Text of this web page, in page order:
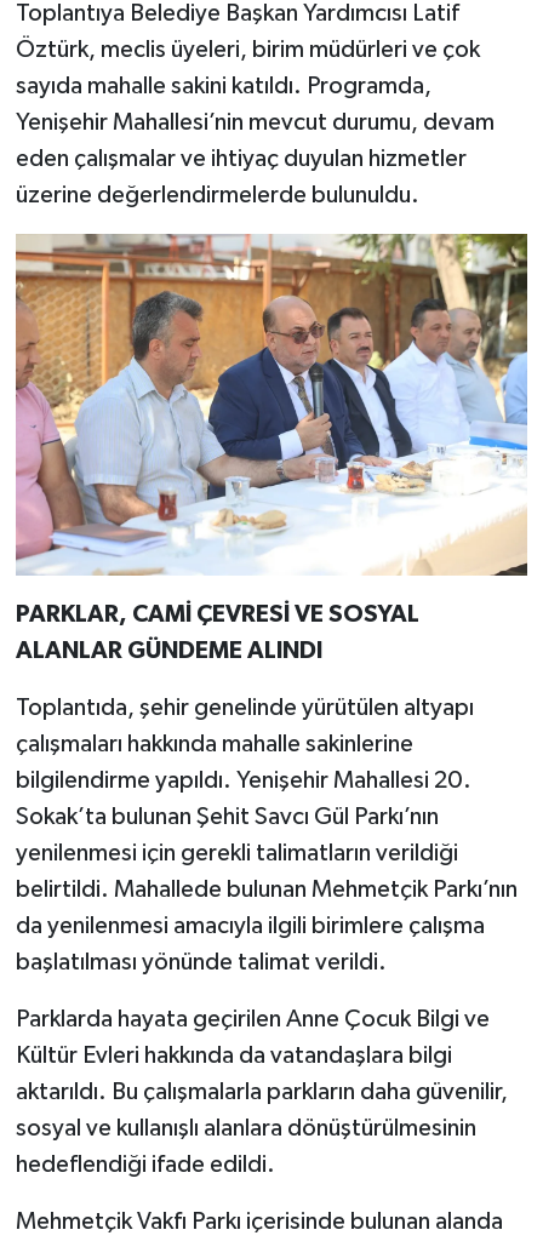
Toplantıya Belediye Başkan Yardımcısı Latif
Öztürk, meclis üyeleri, birim müdürleri ve çok
sayıda mahalle sakini katıldı. Programda,
Yenişehir Mahallesi’nin mevcut durumu, devam
eden çalışmalar ve ihtiyaç duyulan hizmetler
üzerine değerlendirmelerde bulunuldu.
PARKLAR, CAMİ ÇEVRESİ VE SOSYAL
ALANLAR GÜNDEME ALINDI
Toplantıda, şehir genelinde yürütülen altyapı
çalışmaları hakkında mahalle sakinlerine
bilgilendirme yapıldı. Yenişehir Mahallesi 20.
Sokak’ta bulunan Şehit Savcı Gül Parkı’nın
yenilenmesi için gerekli talimatların verildiği
belirtildi. Mahallede bulunan Mehmetçik Parkı’nın
da yenilenmesi amacıyla ilgili birimlere çalışma
başlatılması yönünde talimat verildi.
Parklarda hayata geçirilen Anne Çocuk Bilgi ve
Kültür Evleri hakkında da vatandaşlara bilgi
aktarıldı. Bu çalışmalarla parkların daha güvenilir,
sosyal ve kullanışlı alanlara dönüştürülmesinin
hedeflendiği ifade edildi.
Mehmetçik Vakfı Parkı içerisinde bulunan alanda